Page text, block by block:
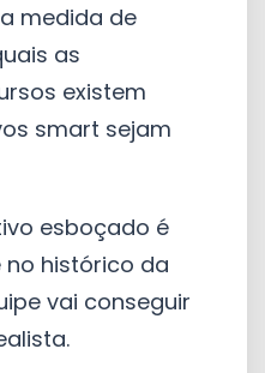
medida de
as
existem
smart sejam
esboçado é
histórico da
vai conseguir